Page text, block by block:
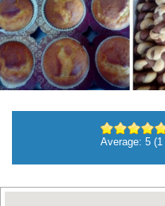
Average: 5 (1